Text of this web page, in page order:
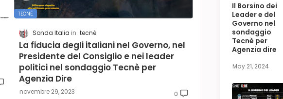
TECNÈ
Sonda Italia tecnè
La fiducia degli italiani nel Governo, nel
Presidente del Consiglio e nei leader
politici nel sondaggio Tecnè per
Agenzia Dire
novembre 29, 2023 0
Il Borsino dei
Leader e del
Governo nel
sondaggio
Tecnè per
Agenzia dire
May 21, 2024